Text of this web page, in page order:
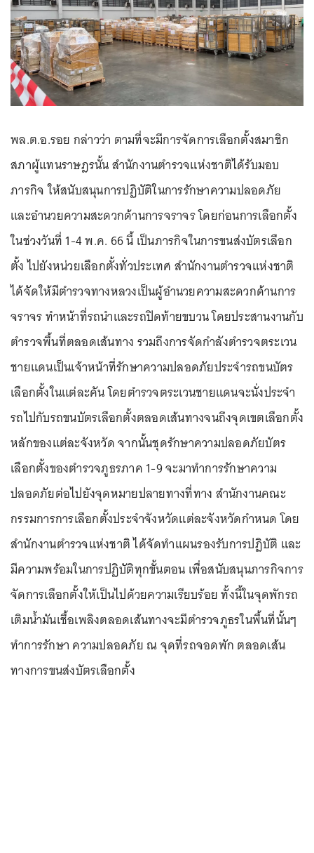
พล.ต.อ.รอย กล่าวว่า ตามที่จะมีการจัดการเลือกตั้งสมาชิก
สภาผู้แทนราษฎรนั้น สำนักงานตำรวจแห่งชาติได้รับมอบ
ภารกิจ ให้สนับสนุนการปฏิบัติในการรักษาความปลอดภัย
และอำนวยความสะดวกด้านการจราจร โดยก่อนการเลือกตั้ง
ในช่วงวันที่ 1-4 พ.ค. 66 นี้ เป็นภารกิจในการขนส่งบัตรเลือก
ตั้ง ไปยังหน่วยเลือกตั้งทั่วประเทศ สำนักงานตำรวจแห่งชาติ
ได้จัดให้มีตำรวจทางหลวงเป็นผู้อำนวยความสะดวกด้านการ
จราจร ทำหน้าที่รถนำและรถปิดท้ายขบวน โดยประสานงานกับ
ตำรวจพื้นที่ตลอดเส้นทาง รวมถึงการจัดกำลังตำรวจตระเวน
ชายแดนเป็นเจ้าหน้าที่รักษาความปลอดภัยประจํารถขนบัตร
เลือกตั้งในแต่ละคัน โดยตำรวจตระเวนชายแดนจะนั่งประจำ
รถไปกับรถขนบัตรเลือกตั้งตลอดเส้นทางจนถึงจุดเขตเลือกตั้ง
หลักของแต่ละจังหวัด จากนั้นชุดรักษาความปลอดภัยบัตร
เลือกตั้งของตำรวจภูธรภาค 1-9 จะมาทำการรักษาความ
ปลอดภัยต่อไปยังจุดหมายปลายทางที่ทาง สำนักงานคณะ
กรรมการการเลือกตั้งประจำจังหวัดแต่ละจังหวัดกำหนด โดย
สำนักงานตำรวจแห่งชาติ ได้จัดทำแผนรองรับการปฏิบัติ และ
มีความพร้อมในการปฏิบัติทุกขั้นตอน เพื่อสนับสนุนภารกิจการ
จัดการเลือกตั้งให้เป็นไปด้วยความเรียบร้อย ทั้งนี้ในจุดพักรถ
เติมน้ำมันเชื้อเพลิงตลอดเส้นทางจะมีตำรวจภูธรในพื้นที่นั้นๆ
ทำการรักษา ความปลอดภัย ณ จุดที่รถจอดพัก ตลอดเส้น
ทางการขนส่งบัตรเลือกตั้ง